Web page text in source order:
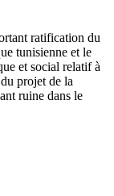
ratification du
tunisienne et le
et social relatif à
projet de la
ruine dans le